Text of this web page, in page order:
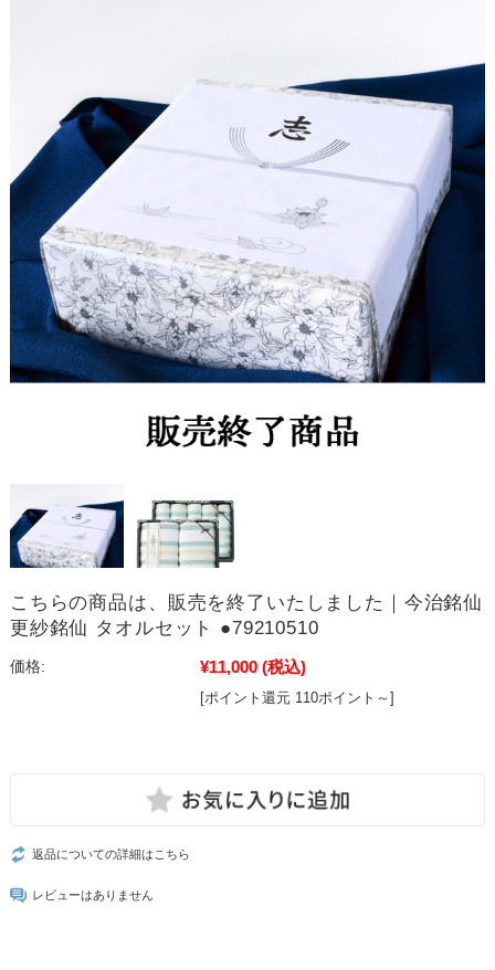
こちらの商品は、販売を終了いたしました｜今治銘仙
更紗銘仙 タオルセット ●79210510
価格: ¥11,000 (税込)
[ポイント還元 110ポイント～]
返品についての詳細はこちら
レビューはありません